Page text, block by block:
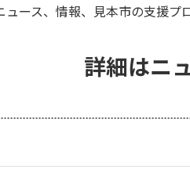
ース、情報、見本市の支援プ
詳細はニ